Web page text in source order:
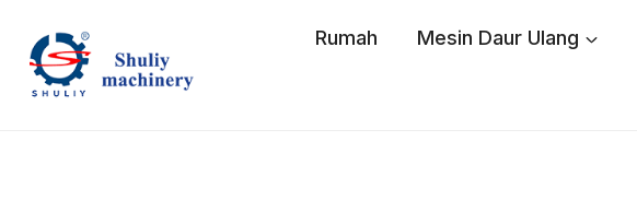
content
Rumah Mesin Daur Ulang